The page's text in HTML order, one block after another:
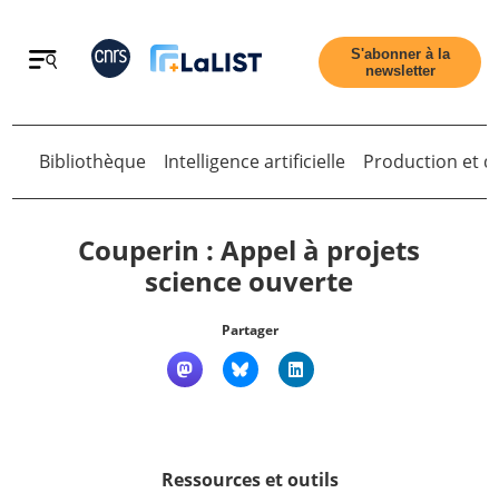
Retour
S'abonner à la
newsletter
Bibliothèque
Intelligence artificielle Production et
Couperin : Appel à projets
science ouverte
Partager
Ressources et outils